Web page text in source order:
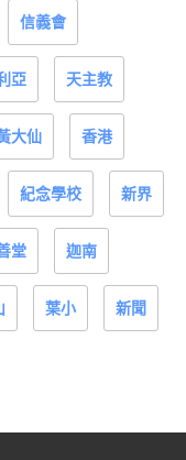
信義會
亞 天主教
大仙 香港
紀念學校 新界
堂 迦南
葉小 新聞